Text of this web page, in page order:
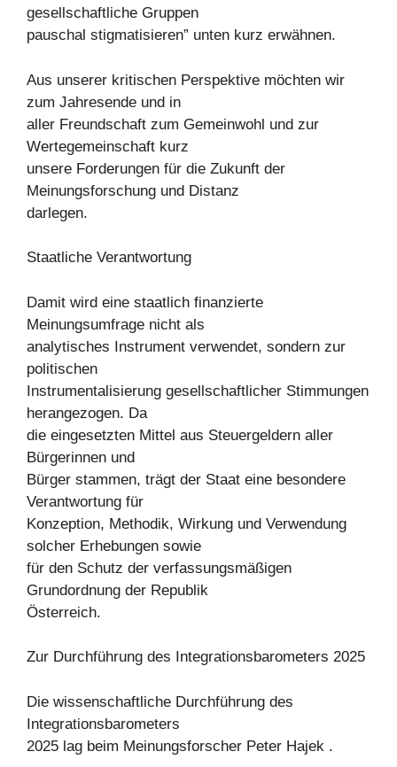
gesellschaftliche Gruppen
pauschal stigmatisieren” unten kurz erwähnen.
Aus unserer kritischen Perspektive möchten wir
zum Jahresende und in
aller Freundschaft zum Gemeinwohl und zur
Wertegemeinschaft kurz
unsere Forderungen für die Zukunft der
Meinungsforschung und Distanz
darlegen.
Staatliche Verantwortung
Damit wird eine staatlich finanzierte
Meinungsumfrage nicht als
analytisches Instrument verwendet, sondern zur
politischen
Instrumentalisierung gesellschaftlicher Stimmungen
herangezogen. Da
die eingesetzten Mittel aus Steuergeldern aller
Bürgerinnen und
Bürger stammen, trägt der Staat eine besondere
Verantwortung für
Konzeption, Methodik, Wirkung und Verwendung
solcher Erhebungen sowie
für den Schutz der verfassungsmäßigen
Grundordnung der Republik
Österreich.
Zur Durchführung des Integrationsbarometers 2025
Die wissenschaftliche Durchführung des
Integrationsbarometers
2025 lag beim Meinungsforscher Peter Hajek .